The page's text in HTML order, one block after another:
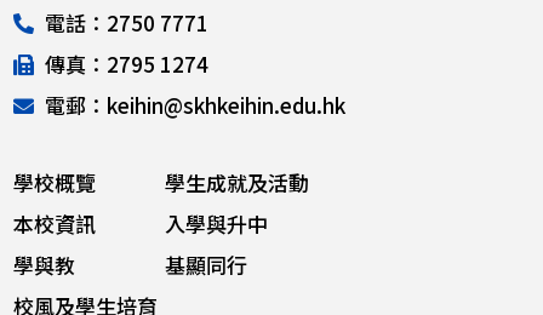
電話：2750 7771
傳真：2795 1274
電郵：keihin@skhkeihin.edu.hk
學校概覽
本校資訊
學與教
校風及學生培育
學生成就及活動
入學與升中
基顯同行